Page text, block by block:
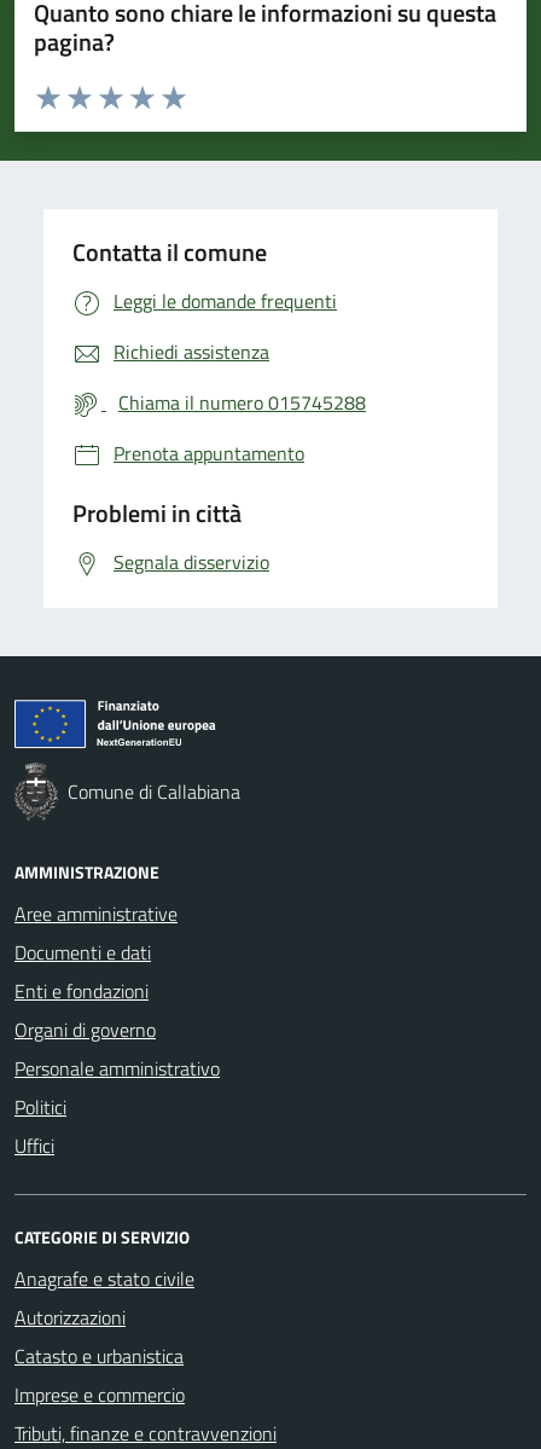
Quanto sono chiare le informazioni su questa
pagina?
Valuta da 1 a 5 stelle la pagina
Valuta 5 stelle su 5
Valuta 4 stelle su 5
Valuta 3 stelle su 5
Valuta 2 stelle su 5
Valuta 1 stelle su 5
Contatta il comune
Leggi le domande frequenti
Richiedi assistenza
Chiama il numero 015745288
Prenota appuntamento
Problemi in città
Segnala disservizio
Comune di Callabiana
AMMINISTRAZIONE
Aree amministrative
Documenti e dati
Enti e fondazioni
Organi di governo
Personale amministrativo
Politici
Uffici
CATEGORIE DI SERVIZIO
Anagrafe e stato civile
Autorizzazioni
Catasto e urbanistica
Imprese e commercio
Tributi, finanze e contravvenzioni